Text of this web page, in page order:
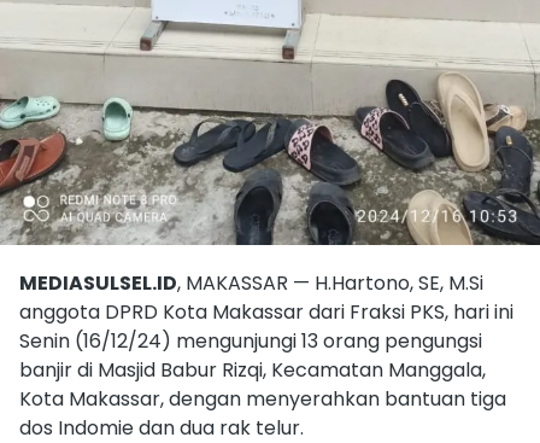
MEDIASULSEL.ID, MAKASSAR — H.Hartono, SE, M.Si
anggota DPRD Kota Makassar dari Fraksi PKS, hari ini
Senin (16/12/24) mengunjungi 13 orang pengungsi
banjir di Masjid Babur Rizqi, Kecamatan Manggala,
Kota Makassar, dengan menyerahkan bantuan tiga
dos Indomie dan dua rak telur.